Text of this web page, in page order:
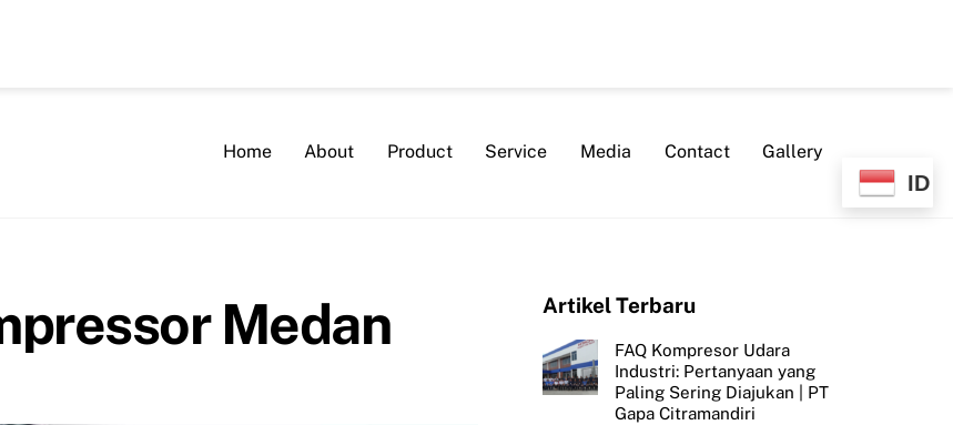
Home About Product Service Media Contact Gallery
ID
Medan Artikel Terbaru
FAQ Kompresor Udara
Industri: Pertanyaan yang
Paling Sering Diajukan | PT
Gapa Citramandiri